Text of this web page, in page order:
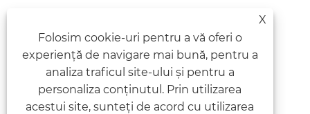
X
Folosim cookie-uri pentru a vă oferi o
experiență de navigare mai bună, pentru a
analiza traficul site-ului și pentru a
personaliza conținutul. Prin utilizarea
acestui site, sunteți de acord cu utilizarea